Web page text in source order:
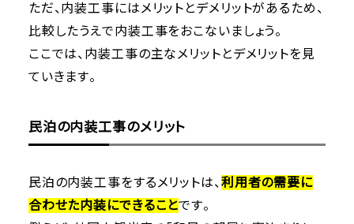
ただ、内装工事にはメリットとデメリットがあるため、
比較したうえで内装工事をおこないましょう。
ここでは、内装工事の主なメリットとデメリットを見
ていきます。
民泊の内装工事のメリット
民泊の内装工事をするメリットは、 利用者の需要に
合わせた内装にできることです。